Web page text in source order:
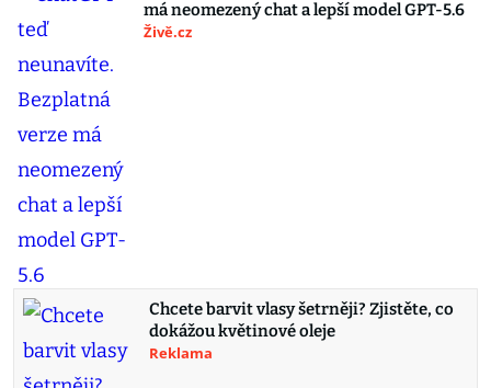
má neomezený chat a lepší model GPT-5.6
Živě.cz
Chcete barvit vlasy šetrněji? Zjistěte, co
dokážou květinové oleje
Reklama